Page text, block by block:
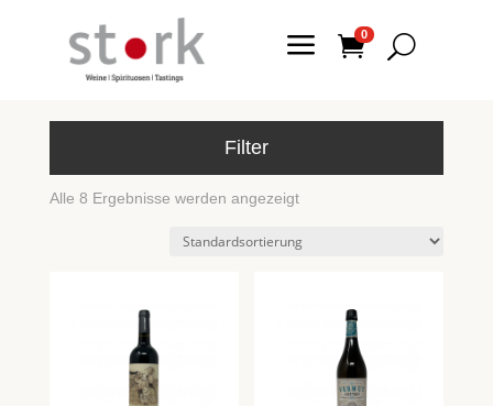
a 0 U
Filter
Alle 8 Ergebnisse werden angezeigt